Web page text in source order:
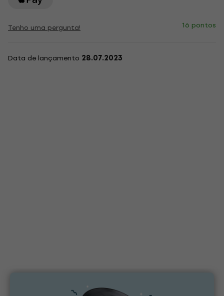
Tenho uma pergunta! 16 pontos
Data de lançamento 28.07.2023